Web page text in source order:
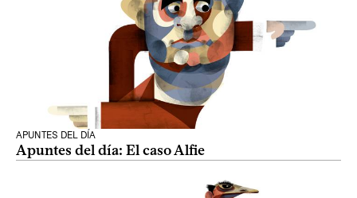
APUNTES DEL DÍA
Apuntes del día: El caso Alfie